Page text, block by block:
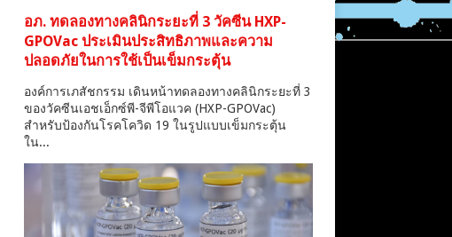
อภ. ทดลองทางคลินิกระยะที่ 3 วัคซีน HXP-
GPOVac ประเมินประสิทธิภาพและความ
ปลอดภัยในการใช้เป็นเข็มกระตุ้น
องค์การเภสัชกรรม เดินหน้าทดลองทางคลินิกระยะที่ 3
ของวัคซีนเอชเอ็กซ์พี-จีพีโอแวค (HXP-GPOVac)
สำหรับป้องกันโรคโควิด 19 ในรูปแบบเข็มกระตุ้น
ใน...